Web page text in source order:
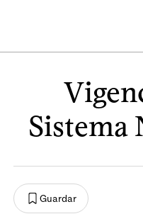
Sistema
Guardar